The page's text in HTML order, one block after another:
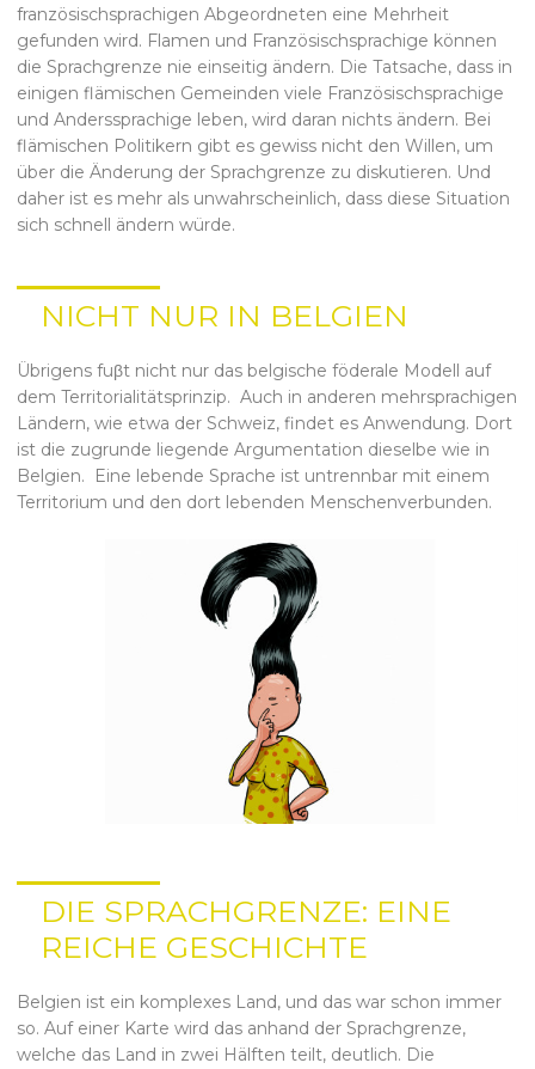
französischsprachigen Abgeordneten eine Mehrheit
gefunden wird. Flamen und Französischsprachige können
die Sprachgrenze nie einseitig ändern. Die Tatsache, dass in
einigen flämischen Gemeinden viele Französischsprachige
und Anderssprachige leben, wird daran nichts ändern. Bei
flämischen Politikern gibt es gewiss nicht den Willen, um
über die Änderung der Sprachgrenze zu diskutieren. Und
daher ist es mehr als unwahrscheinlich, dass diese Situation
sich schnell ändern würde.
NICHT NUR IN BELGIEN
Übrigens fuβt nicht nur das belgische föderale Modell auf
dem Territorialitätsprinzip. Auch in anderen mehrsprachigen
Ländern, wie etwa der Schweiz, findet es Anwendung. Dort
ist die zugrunde liegende Argumentation dieselbe wie in
Belgien. Eine lebende Sprache ist untrennbar mit einem
Territorium und den dort lebenden Menschenverbunden.
DIE SPRACHGRENZE: EINE
REICHE GESCHICHTE
Belgien ist ein komplexes Land, und das war schon immer
so. Auf einer Karte wird das anhand der Sprachgrenze,
welche das Land in zwei Hälften teilt, deutlich. Die